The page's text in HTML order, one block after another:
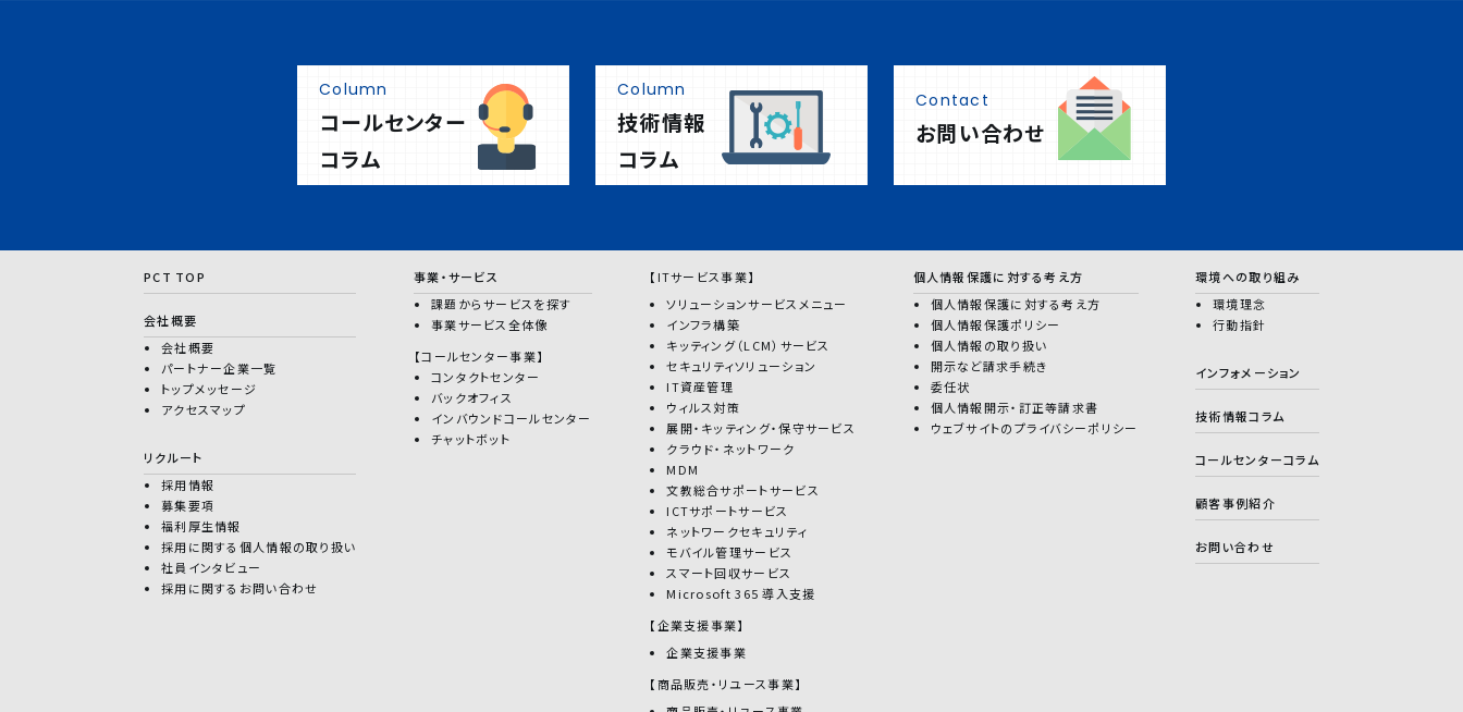
Column
コールセンター
コラム
Column
技術情報
コラム
Contact
お問い合わせ
PCT TOP
会社概要
会社概要
パートナー企業一覧
トップメッセージ
アクセスマップ
リクルート
採用情報
募集要項
福利厚生情報
採用に関する個人情報の取り扱い
社員インタビュー
採用に関するお問い合わせ
事業・サービス
課題からサービスを探す
事業サービス全体像
【コールセンター事業】
コンタクトセンター
バックオフィス
インバウンドコールセンター
チャットボット
【ITサービス事業】
ソリューションサービスメニュー
インフラ構築
キッティング（LCM）サービス
セキュリティソリューション
IT資産管理
ウィルス対策
展開・キッティング・保守サービス
クラウド・ネットワーク
MDM
文教総合サポートサービス
ICTサポートサービス
ネットワークセキュリティ
モバイル管理サービス
スマート回収サービス
Microsoft 365 導入支援
【企業支援事業】
企業支援事業
【商品販売・リユース事業】
個人情報保護に対する考え方
個人情報保護に対する考え方
個人情報保護ポリシー
個人情報の取り扱い
開示など請求手続き
委任状
個人情報開示・訂正等請求書
ウェブサイトのプライバシーポリシー
環境への取り組み
環境理念
行動指針
インフォメーション
技術情報コラム
コールセンターコラム
顧客事例紹介
お問い合わせ